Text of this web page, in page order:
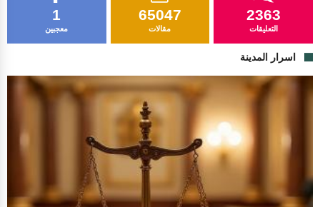
1
معجبين
65047
مقالات
2363
التعليقات
اسرار المدينة